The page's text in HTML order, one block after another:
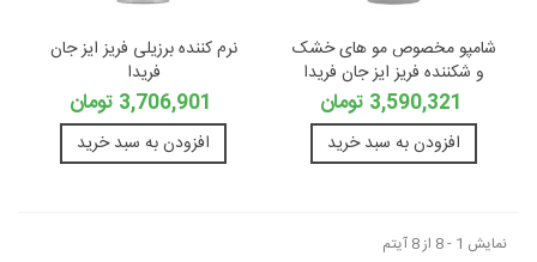
شامپو مخصوص مو های خشک
و شکننده فریز ایز جان فریدا
3,590,321 تومان
افزودن به سبد خرید
نرم کننده برزیلی فریز ایز جان
فریدا
3,706,901 تومان
افزودن به سبد خرید
نمایش 1 - 8 از 8 آیتم